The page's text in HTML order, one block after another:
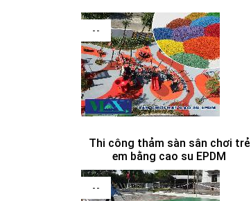
--
Thi công thảm sàn sân chơi trẻ
em bằng cao su EPDM
--